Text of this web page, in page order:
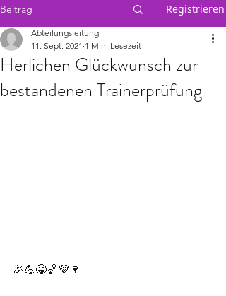
Beitrag Registrieren
Herlichen Glückwunsch zur
bestandenen Trainerprüfung
Abteilungsleitung
11. Sept. 2021 1 Min. Lesezeit
🎉💪😀🏀💜🍷